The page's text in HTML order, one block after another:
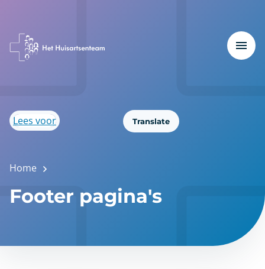
Lees voor Translate
Home
Footer pagina's